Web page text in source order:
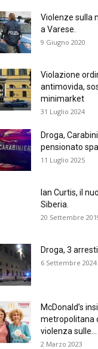
Violenze sulla
a Varese.
9 Giugno 2020
Violazione
antimovida,
minimarket
31 Luglio 2024
Droga,
pensionato
11 Luglio 2025
Ian Curtis, il
Siberia.
20 Settembre
Droga, 3
6 Settembre 2024
McDonald’s
metropolitana
violenza sulle...
2 Marzo 2023